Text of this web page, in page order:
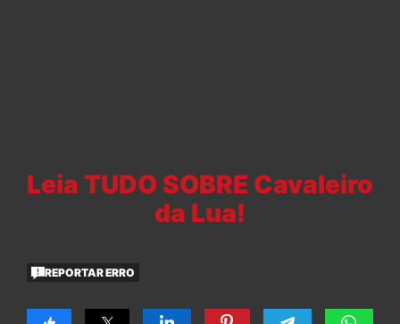
Leia TUDO SOBRE Cavaleiro
da Lua!
REPORTAR ERRO